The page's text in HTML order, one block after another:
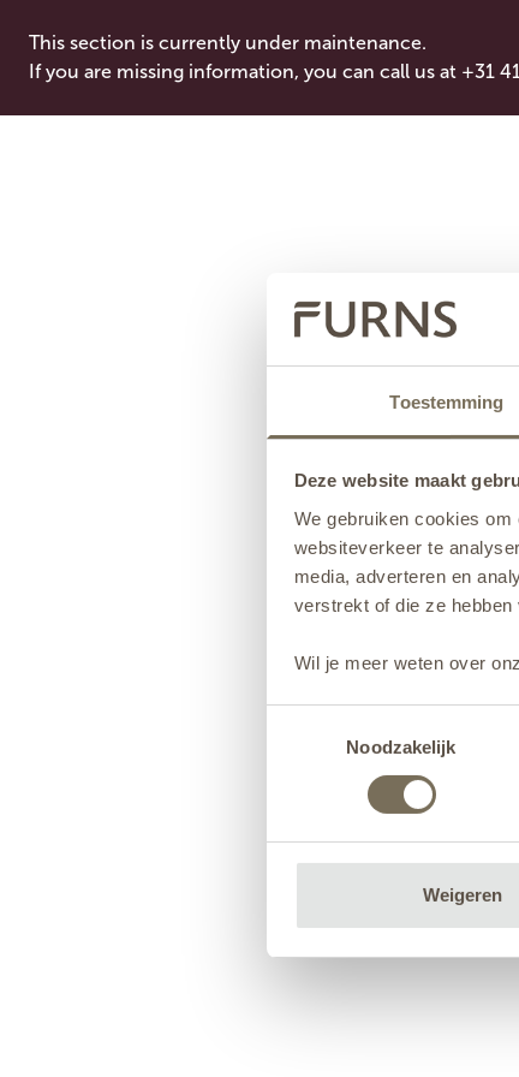
Toestemming
Deze website maakt
We gebruiken cookies
websiteverkeer te
media, adverteren en
verstrekt of die ze
Wil je meer weten over
Noodzakelijk
Weigeren
This section is currently under maintenance.
If you are missing information, you can call us at +31